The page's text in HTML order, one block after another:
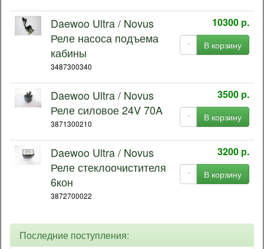
Daewoo Ultra / Novus
Реле насоса подъема
кабины
3487300340
10300 р.
В корзину
Daewoo Ultra / Novus
Реле силовое 24V 70A
3871300210
3500 р.
В корзину
Daewoo Ultra / Novus
Реле стеклоочистителя
6кон
3872700022
3200 р.
В корзину
Последние поступления: